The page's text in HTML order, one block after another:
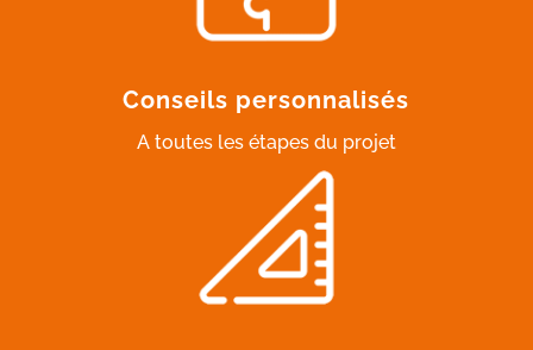
Conseils personnalisés
A toutes les étapes du projet